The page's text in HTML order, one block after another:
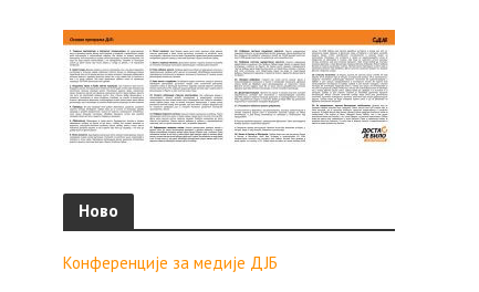
Ново
Конференције за медије ДЈБ